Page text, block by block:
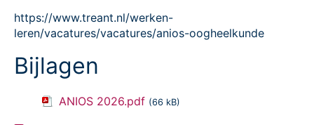
https://www.treant.nl/werken-
leren/vacatures/vacatures/anios-oogheelkunde
Bijlagen
ANIOS 2026.pdf (66 kB)